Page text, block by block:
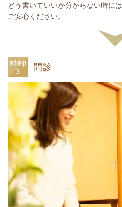
どう書いていいか分からない時に
ご安心ください。
問診